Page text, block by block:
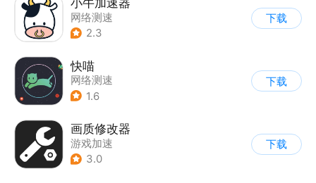
网络测速
2.3
下载
快喵
网络测速
1.6
下载
画质修改器
游戏加速
3.0
下载